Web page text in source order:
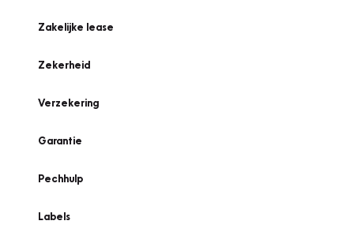
Zakelijke lease
Zekerheid
Verzekering
Garantie
Pechhulp
Labels